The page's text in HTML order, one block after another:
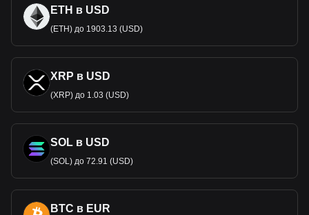
ETH в USD
(ETH) до 1903.13 (USD)
XRP в USD
(XRP) до 1.03 (USD)
SOL в USD
(SOL) до 72.91 (USD)
BTC в EUR